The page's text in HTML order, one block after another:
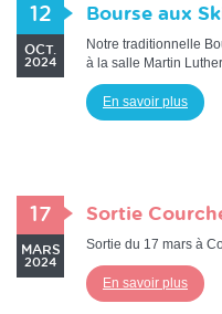
12
OCT.
2024
Bourse aux
Notre traditionnelle
à la salle Martin
En savoir plus
17
MARS
2024
Sortie
Sortie du 17 mars à
En savoir plus